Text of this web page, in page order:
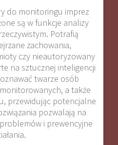
do monitoringu imprez
są w funkcje analizy
Potrafią
zachowania,
czy nieautoryzowany
na sztucznej inteligencji
twarze osób
a także
przewidując potencjalne
pozwalają na
i prewencyjne
.